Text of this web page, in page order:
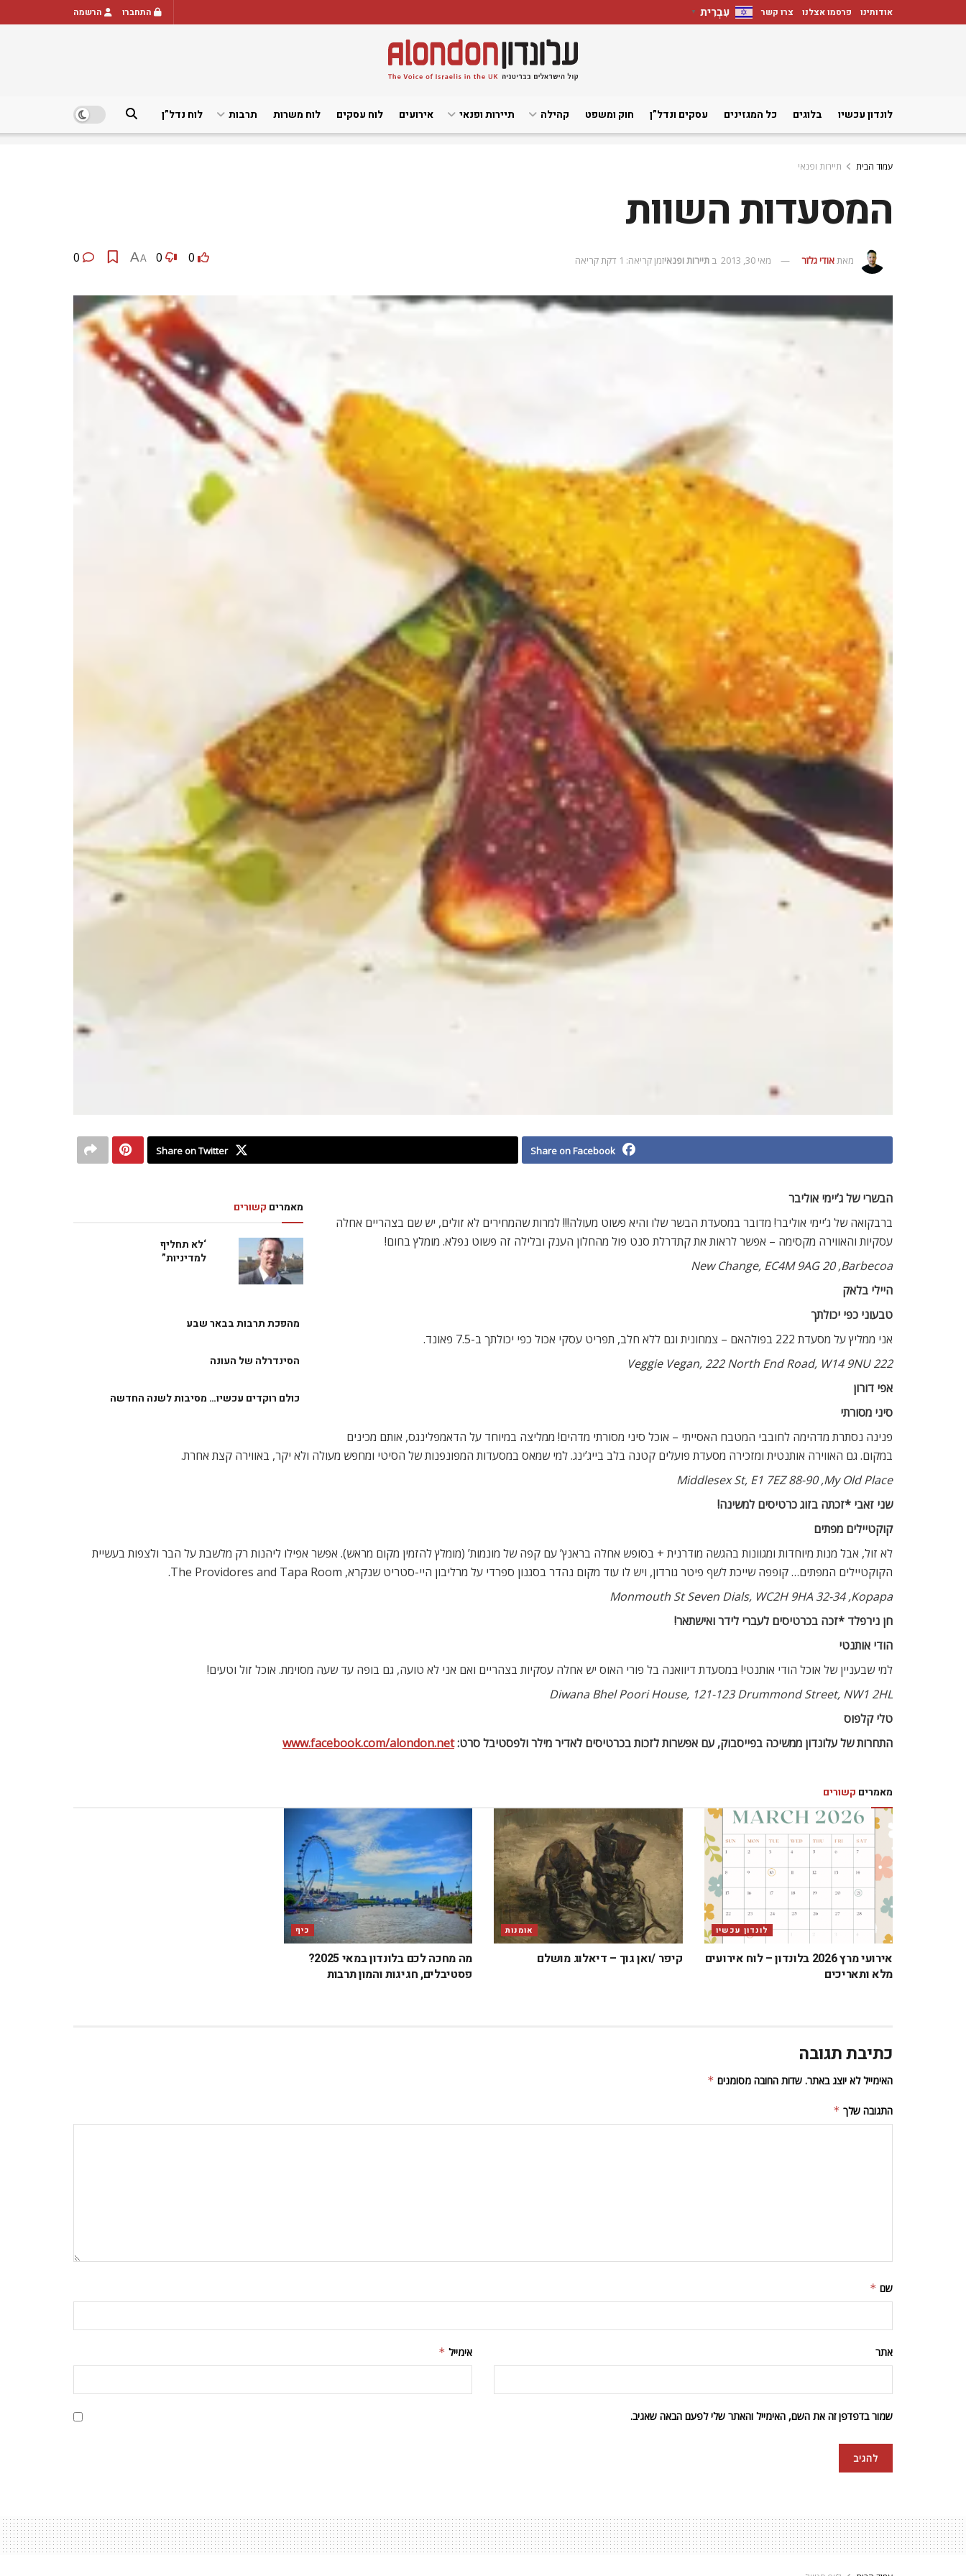
אודותינו פרסמו אצלנו צרו קשר עִבְרִית ▼ התחברו הרשמה
לונדון עכשיו בלוגים כל המגזינים עסקים ונדל”ן חוק ומשפט קהילה תיירות ופנאי אירועים לוח עסקים לוח משרות תרבות לוח נדל”ן
עמוד הבית תיירות ופנאי
המסעדות השוות
מאתאודי גלזר מאי 30, 2013 ב תיירות ופנאיזמן קריאה: 1 דקת קריאה 0
0
A
A
Share on Facebook
Share on Twitter
מאמרים קשורים
‘לא תחליף
למדיניות”
מהפכת תרבות בבאר שבע
הסינדרלה של העונה
כולם רוקדים עכשיו… מסיבות לשנה החדשה
הבשרי של ג’יימי אוליבר
ברבקואה של ג’יימי אוליבר! מדובר במסעדת הבשר שלו והיא פשוט מעולה!!! למרות שהמחירים לא זולים, יש שם בצהריים אחלה
עסקיות והאווירה מקסימה – אפשר לראות את קתדרלת סנט פול מהחלון הענק ובלילה זה פשוט נפלא. מומלץ בחום!
היילי בלאק
טבעוני כפי יכולתך
אני ממליץ על מסעדת 222 בפולהאם – צמחונית וגם ללא חלב, תפריט עסקי אכול כפי יכולתך ב-7.5 פאונד.
222 Veggie Vegan, 222 North End Road, W14 9NU
אפי דורון
סיני מסורתי
פנינה נסתרת מדהימה לחובבי המטבח האסייתי – אוכל סיני מסורתי מדהים! ממליצה במיוחד על הדאמפלינגס, אותם מכינים
במקום. גם האווירה אותנטית ומזכירה מסעדת פועלים קטנה בלב בייג’ינג. למי שמאס במסעדות המפונפנות של הסיטי ומחפש מעולה ולא יקר, באווירה קצת אחרת.
My Old Place, ‏88-90 Middlesex St, E1 7EZ
שני זאבי *זכתה בזוג כרטיסים למשינה!
קוקטיילים מפתים
לא זול, אבל מנות מיוחדות ומגוונות בהגשה מודרנית + בסופש אחלה בראנץ’ עם קפה של מונמות’ (מומלץ להזמין מקום מראש). אפשר אפילו ליהנות רק מלשבת על הבר ולצפות בעשיית
הקוקטיילים המפתים… קופפה שייכת לשף פיטר גורדון, ויש לו עוד מקום נהדר בסגנון ספרדי על מרליבון היי-סטריט שנקרא, The Providores and Tapa Room.
Kopapa, ‏32-34 Monmouth St Seven Dials, WC2H 9HA
חן נירפלד *זכה בכרטיסים לעברי לידר ואישתאר!
הודי אותנטי
למי שבעניין של אוכל הודי אותנטי! במסעדת דיוואנה בל פורי האוס יש אחלה עסקיות בצהריים ואם אני לא טועה, גם בופה עד שעה מסוימת. אוכל זול וטעים!
טלי קלפוס
התחרות של עלונדון ממשיכה בפייסבוק, עם אפשרות לזכות בכרטיסים לאדיר מילר ולפסטיבל סרט:www.facebook.com/alondon.net
מאמרים קשורים
לונדון עכשיו
אירועי מרץ 2026 בלונדון – לוח אירועים
מלא ותאריכים
אומנות
קיפר /ואן גוך – דיאלוג מושלם
כיף
מה מחכה לכם בלונדון במאי 2025?
פסטיבלים, חגיגות והמון תרבות
כתיבת תגובה
האימייל לא יוצג באתר. שדות החובה מסומנים *
התגובה שלך *
שם *
אימייל * אתר
שמור בדפדפן זה את השם, האימייל והאתר שלי לפעם הבאה שאגיב.